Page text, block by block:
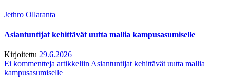
Jethro Ollaranta
Asiantuntijat kehittävät uutta mallia kampusasumiselle
Kirjoitettu 29.6.2026
Ei kommentteja artikkeliin Asiantuntijat kehittävät uutta mallia
kampusasumiselle